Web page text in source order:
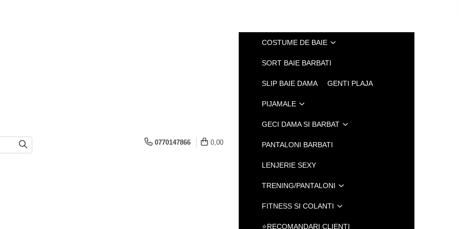
0770147866 0,00
COSTUME DE BAIE
SORT BAIE BARBATI
SLIP BAIE DAMA GENTI PLAJA
PIJAMALE
GECI DAMA SI BARBAT
PANTALONI BARBATI
LENJERIE SEXY
TRENING/PANTALONI
FITNESS SI COLANTI
⭐RECOMANDARI CLIENTI